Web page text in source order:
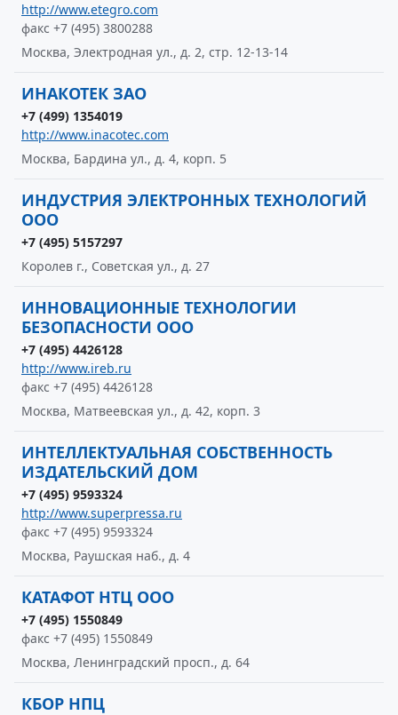
http://www.etegro.com
факс +7 (495) 3800288
Москва, Электродная ул., д. 2, стр. 12-13-14
ИНАКОТЕК ЗАО
+7 (499) 1354019
http://www.inacotec.com
Москва, Бардина ул., д. 4, корп. 5
ИНДУСТРИЯ ЭЛЕКТРОННЫХ ТЕХНОЛОГИЙ
ООО
+7 (495) 5157297
Королев г., Советская ул., д. 27
ИННОВАЦИОННЫЕ ТЕХНОЛОГИИ
БЕЗОПАСНОСТИ ООО
+7 (495) 4426128
http://www.ireb.ru
факс +7 (495) 4426128
Москва, Матвеевская ул., д. 42, корп. 3
ИНТЕЛЛЕКТУАЛЬНАЯ СОБСТВЕННОСТЬ
ИЗДАТЕЛЬСКИЙ ДОМ
+7 (495) 9593324
http://www.superpressa.ru
факс +7 (495) 9593324
Москва, Раушская наб., д. 4
КАТАФОТ НТЦ ООО
+7 (495) 1550849
факс +7 (495) 1550849
Москва, Ленинградский просп., д. 64
КБОР НПЦ